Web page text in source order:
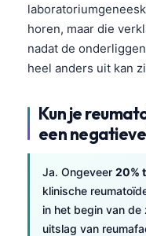
horen, maar die
nadat de
heel anders uit kan
Kun je
een negatieve
Ja. Ongeveer 20%
klinische
in het begin van
uitslag van